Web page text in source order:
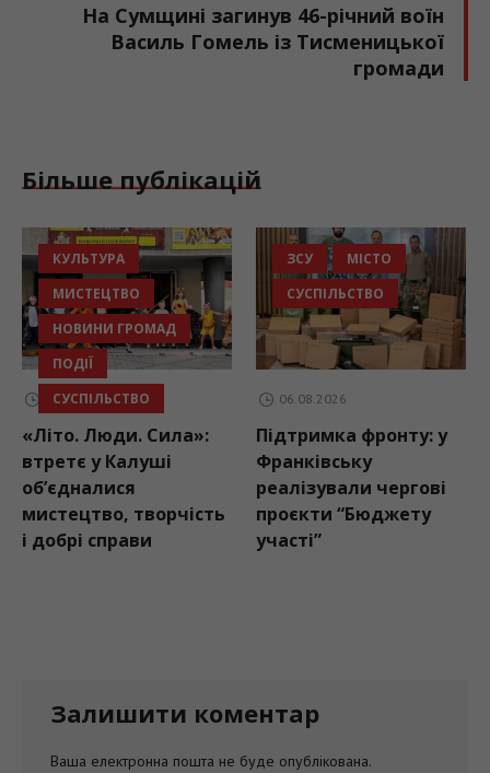
На Сумщині загинув 46-річний воїн
Василь Гомель із Тисменицької
громади
Більше публікацій
ЗСУ
МІСТО
СУСПІЛЬСТВО
06.08.2026
Підтримка фронту: у
Франківську
реалізували чергові
проєкти “Бюджету
участі”
БЕЗПЕКА
НОВИНИ ГРОМАД
ОСВІТА
СУСПІЛЬСТВО
06.08.2026
На Прикарпатті
патрульні
перевіряють
готовність шкільних
автобусів, які